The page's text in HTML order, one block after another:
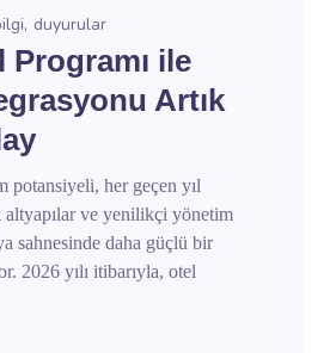
duyurular
Programı ile
Artık
potansiyeli, her geçen yıl
ve yenilikçi yönetim
sahnesinde daha güçlü bir
2026 yılı itibarıyla, otel